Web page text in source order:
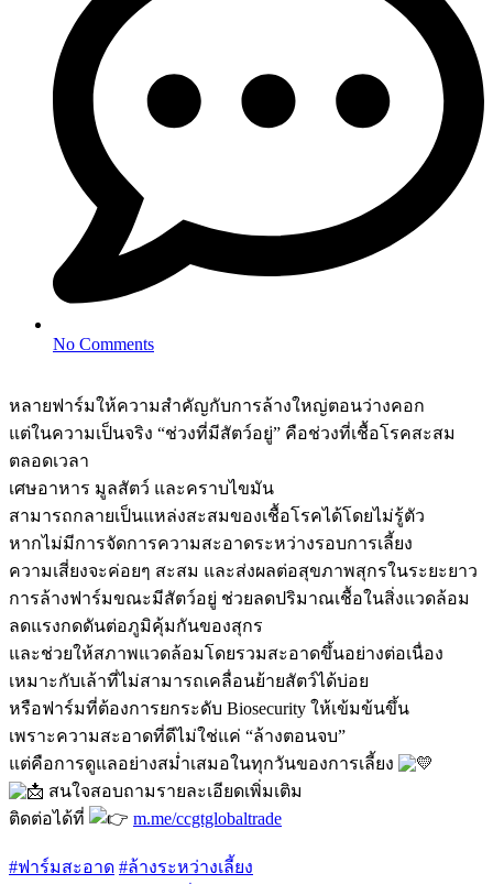
No Comments
หลายฟาร์มให้ความสำคัญกับการล้างใหญ่ตอนว่างคอก
แต่ในความเป็นจริง “ช่วงที่มีสัตว์อยู่” คือช่วงที่เชื้อโรคสะสม
ตลอดเวลา
เศษอาหาร มูลสัตว์ และคราบไขมัน
สามารถกลายเป็นแหล่งสะสมของเชื้อโรคได้โดยไม่รู้ตัว
หากไม่มีการจัดการความสะอาดระหว่างรอบการเลี้ยง
ความเสี่ยงจะค่อยๆ สะสม และส่งผลต่อสุขภาพสุกรในระยะยาว
การล้างฟาร์มขณะมีสัตว์อยู่ ช่วยลดปริมาณเชื้อในสิ่งแวดล้อม
ลดแรงกดดันต่อภูมิคุ้มกันของสุกร
และช่วยให้สภาพแวดล้อมโดยรวมสะอาดขึ้นอย่างต่อเนื่อง
เหมาะกับเล้าที่ไม่สามารถเคลื่อนย้ายสัตว์ได้บ่อย
หรือฟาร์มที่ต้องการยกระดับ Biosecurity ให้เข้มข้นขึ้น
เพราะความสะอาดที่ดีไม่ใช่แค่ “ล้างตอนจบ”
แต่คือการดูแลอย่างสม่ำเสมอในทุกวันของการเลี้ยง
สนใจสอบถามรายละเอียดเพิ่มเติม
ติดต่อได้ที่
m.me/ccgtglobaltrade
#ฟาร์มสะอาด #ล้างระหว่างเลี้ยง